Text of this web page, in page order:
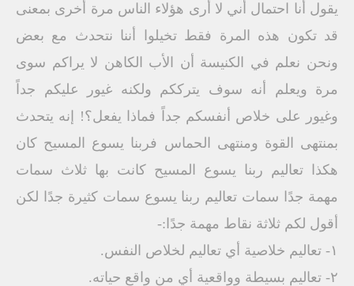
يقول أنا احتمال أني لا أرى هؤلاء الناس مرة أخرى بمعنى
قد تكون هذه المرة فقط تخيلوا أننا نتحدث مع بعض
ونحن نعلم في الكنيسة أن الأب الكاهن لا يراكم سوى
مرة ويعلم أنه سوف يترككم ولكنه غيور عليكم جداً
وغيور على خلاص أنفسكم جداً فماذا يفعل؟! إنه يتحدث
بمنتهى القوة ومنتهى الحماس فربنا يسوع المسيح كان
هكذا تعاليم ربنا يسوع المسيح كانت بها ثلاث سمات
مهمة جدًا سمات تعاليم ربنا يسوع سمات كثيرة جدًا لكن
أقول لكم ثلاثة نقاط مهمة جدًا:-
١- تعاليم خلاصية أي تعاليم لخلاص النفس.
٢- تعاليم بسيطة وواقعية أي من واقع حياته.